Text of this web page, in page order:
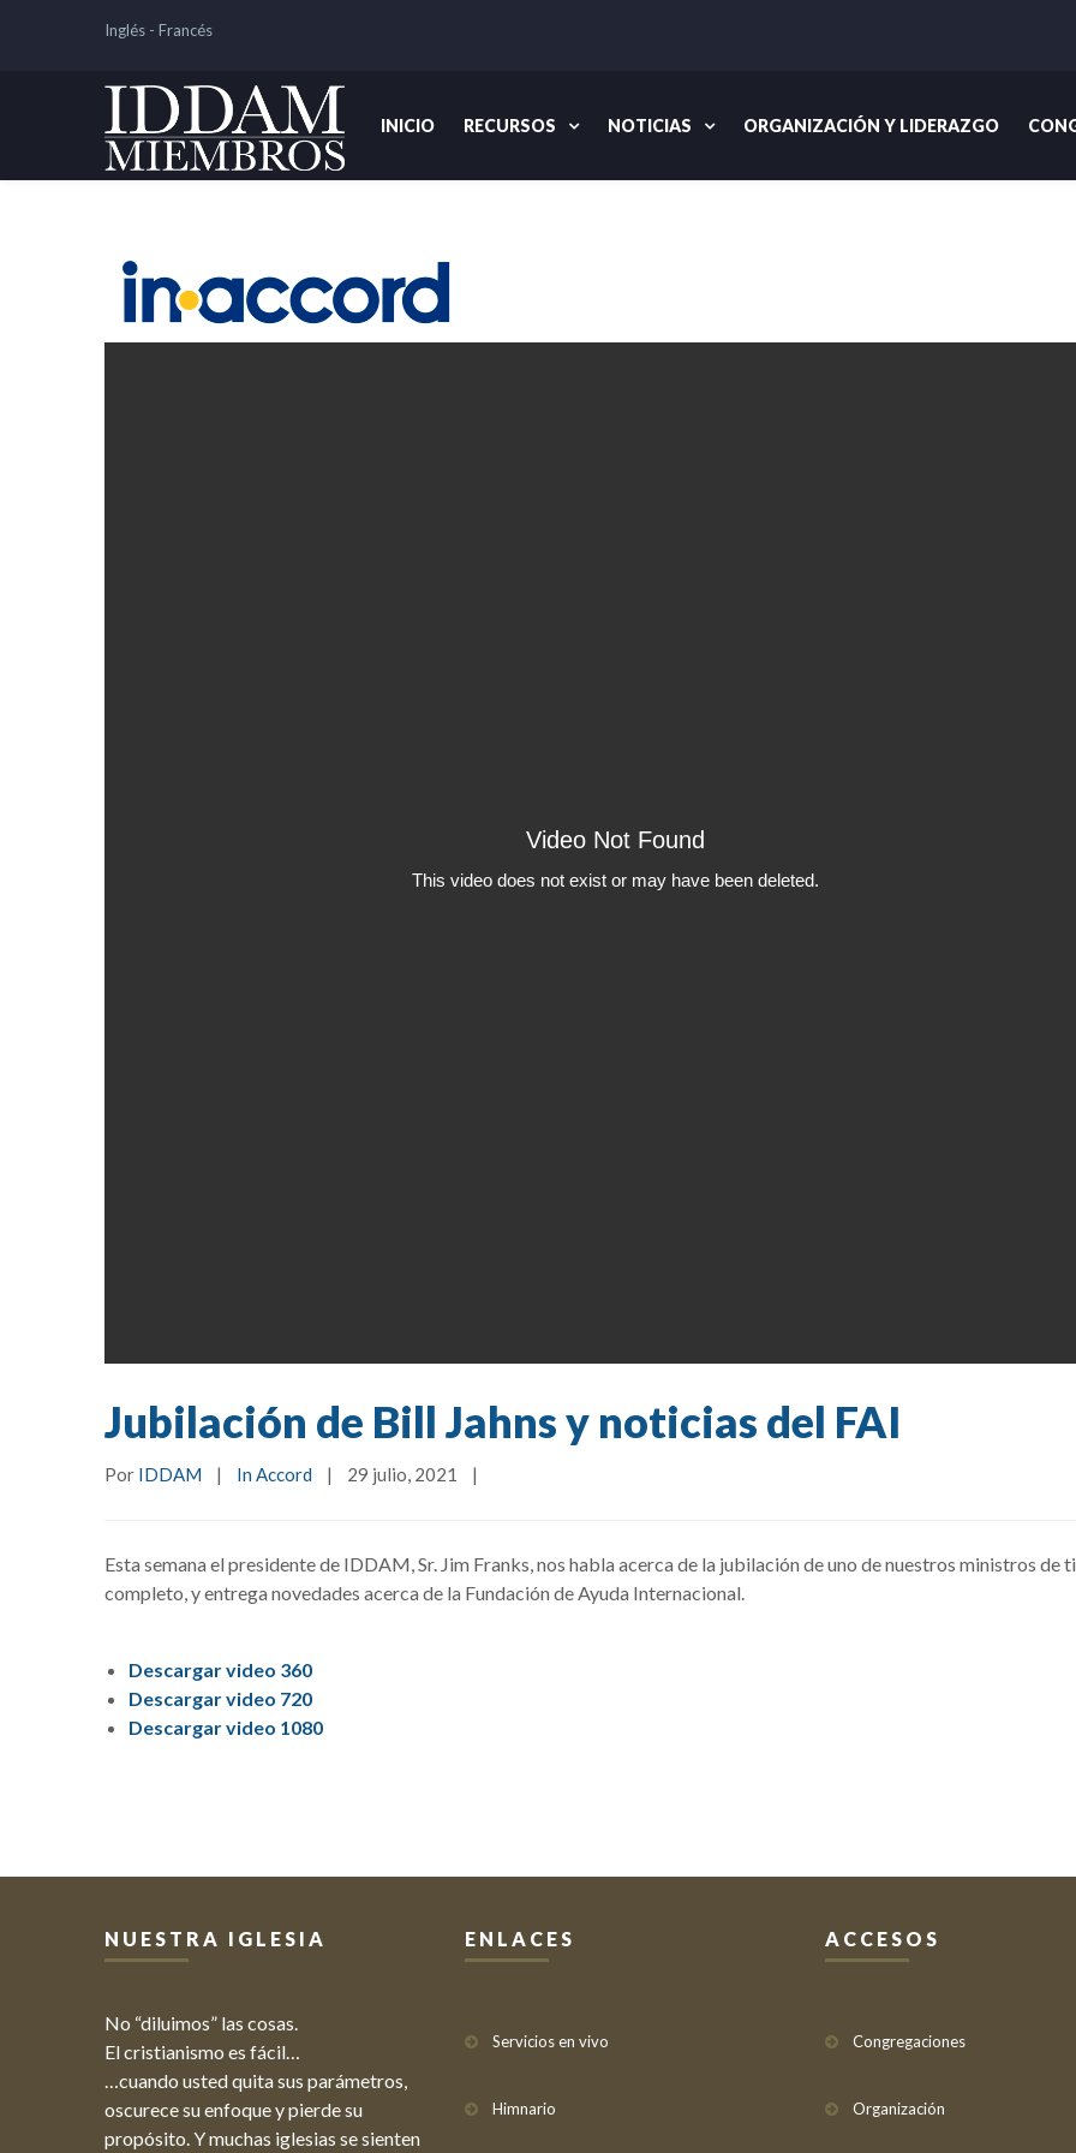
Inglés - Francés
INICIO RECURSOS NOTICIAS ORGANIZACIÓN Y LIDERAZGO
Inicio Noticias
Jubilación de Bill Jahns y noticias del FAI
Por IDDAM | In Accord | 29 julio, 2021 |
Esta semana el presidente de IDDAM, Sr. Jim Franks, nos habla acerca de la jubilación de uno de nuestros ministros de
completo, y entrega novedades acerca de la Fundación de Ayuda Internacional.
Descargar video 360
Descargar video 720
Descargar video 1080
NUESTRA IGLESIA
No “diluimos” las cosas.
El cristianismo es fácil…
…cuando usted quita sus parámetros,
oscurece su enfoque y pierde su
propósito. Y muchas iglesias se sienten
ENLACES
Servicios en vivo
Himnario
ACCESOS
Congregaciones
Organización